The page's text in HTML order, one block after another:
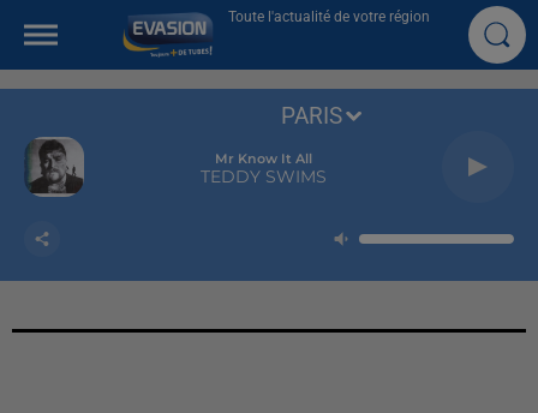
Toute l'actualité de votre région
Mr Know It All
TEDDY SWIMS
PARIS